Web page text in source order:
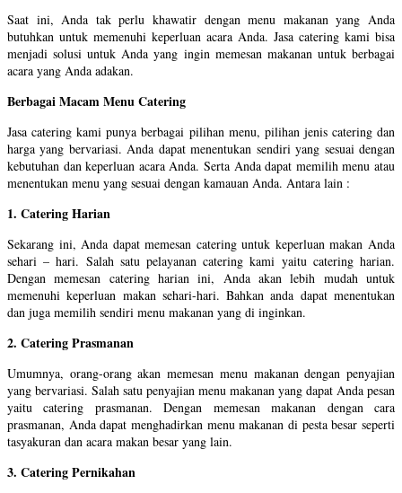
Saat ini, Anda tak perlu khawatir dengan menu makanan yang Anda
butuhkan untuk memenuhi keperluan acara Anda. Jasa catering kami bisa
menjadi solusi untuk Anda yang ingin memesan makanan untuk berbagai
acara yang Anda adakan.
Berbagai Macam Menu Catering
Jasa catering kami punya berbagai pilihan menu, pilihan jenis catering dan
harga yang bervariasi. Anda dapat menentukan sendiri yang sesuai dengan
kebutuhan dan keperluan acara Anda. Serta Anda dapat memilih menu atau
menentukan menu yang sesuai dengan kamauan Anda. Antara lain :
1. Catering Harian
Sekarang ini, Anda dapat memesan catering untuk keperluan makan Anda
sehari – hari. Salah satu pelayanan catering kami yaitu catering harian.
Dengan memesan catering harian ini, Anda akan lebih mudah untuk
memenuhi keperluan makan sehari-hari. Bahkan anda dapat menentukan
dan juga memilih sendiri menu makanan yang di inginkan.
2. Catering Prasmanan
Umumnya, orang-orang akan memesan menu makanan dengan penyajian
yang bervariasi. Salah satu penyajian menu makanan yang dapat Anda pesan
yaitu catering prasmanan. Dengan memesan makanan dengan cara
prasmanan, Anda dapat menghadirkan menu makanan di pesta besar seperti
tasyakuran dan acara makan besar yang lain.
3. Catering Pernikahan